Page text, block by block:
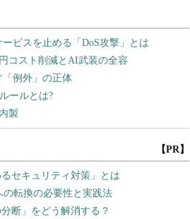
【PR】
セキュリティ対策」とは
転換の必要性と実践法
断」をどう解消する？